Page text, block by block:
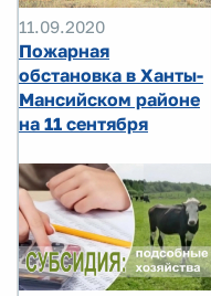
11.09.2020
Пожарная
обстановка в Ханты-
Мансийском районе
на 11 сентября